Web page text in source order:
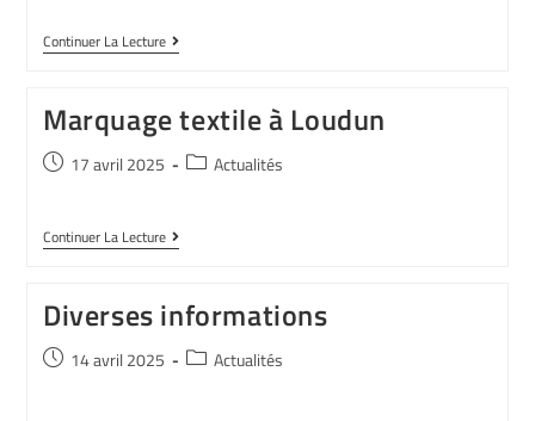
Continuer La Lecture
Marquage textile à Loudun
17 avril 2025 Actualités
Continuer La Lecture
Diverses informations
14 avril 2025 Actualités